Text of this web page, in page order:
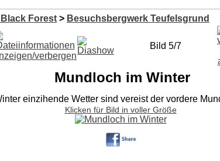
Forest > Besuchsbergwerk Teufelsgrund
Bild 5/7
Mundloch im Winter
einzihende Wetter sind vereist der vordere
Klicken für Bild in voller Größe